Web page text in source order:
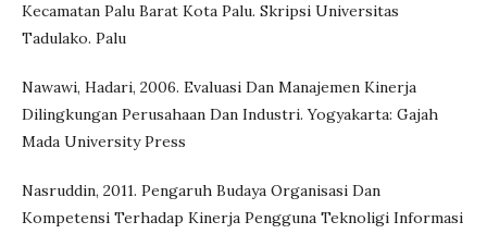
Kecamatan Palu Barat Kota Palu. Skripsi Universitas
Tadulako. Palu
Nawawi, Hadari, 2006. Evaluasi Dan Manajemen Kinerja
Dilingkungan Perusahaan Dan Industri. Yogyakarta: Gajah
Mada University Press
Nasruddin, 2011. Pengaruh Budaya Organisasi Dan
Kompetensi Terhadap Kinerja Pengguna Teknoligi Informasi